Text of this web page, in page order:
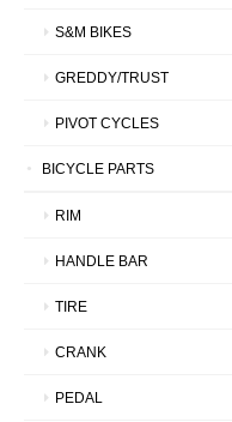
S&M BIKES
GREDDY/TRUST
PIVOT CYCLES
BICYCLE PARTS
RIM
HANDLE BAR
TIRE
CRANK
PEDAL